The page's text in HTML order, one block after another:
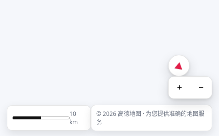
+ −
10
km
© 2026 高德地图 · 为您提供准确的地图服
务